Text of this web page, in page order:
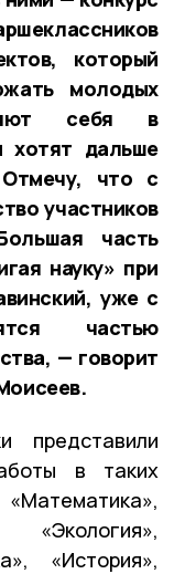
который
молодых
себя в
хотят дальше
что с
участников
часть
науку» при
уже с
частью
— говорит
представили
в таких
«История»,